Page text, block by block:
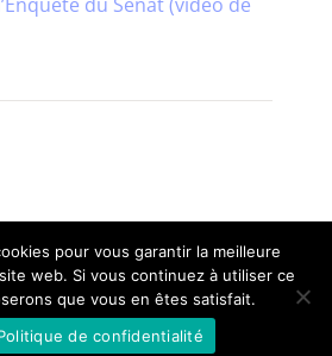
Réservés |Mentions Légales| Site
webVENDELIS
pour vous garantir la meilleure
web. Si vous continuez à utiliser ce
que vous en êtes satisfait.
de confidentialité